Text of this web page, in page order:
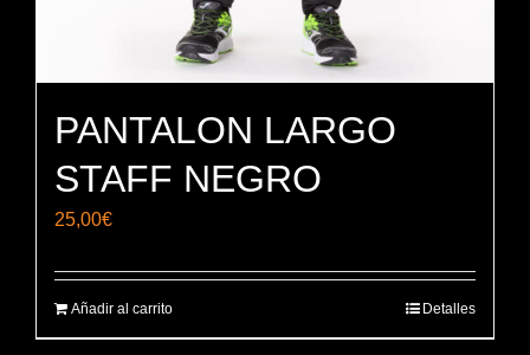
PANTALON LARGO
STAFF NEGRO
25,00€
Añadir al carrito Detalles